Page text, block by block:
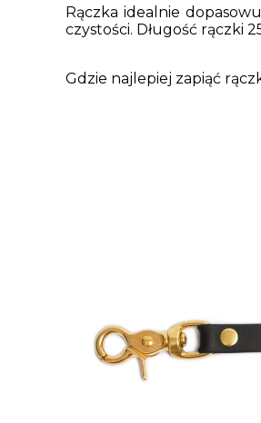
Rączka idealnie
czystości. Długość rączki
Gdzie najlepiej zapiąć